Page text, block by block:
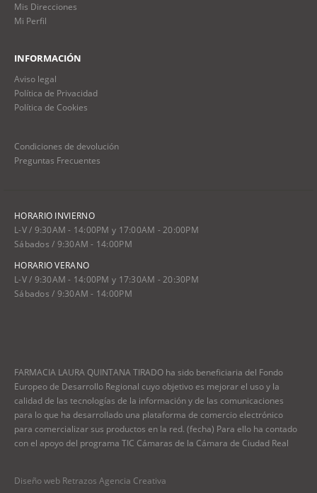
Mis Direcciones
Mi Perfil
INFORMACIÓN
Aviso legal
Política de Privacidad
Política de Cookies
Condiciones de devolución
Preguntas Frecuentes
HORARIO INVIERNO
L-V / 9:30AM - 14:00PM y 17:00AM - 20:00PM
Sábados / 9:30AM - 14:00PM
HORARIO VERANO
L-V / 9:30AM - 14:00PM y 17:30AM - 20:30PM
Sábados / 9:30AM - 14:00PM
FARMACIA LAURA QUINTANA TIRADO ha sido beneficiaria del Fondo
Europeo de Desarrollo Regional cuyo objetivo es mejorar el uso y la
calidad de las tecnologías de la información y de las comunicaciones
para lo que ha desarrollado una plataforma de comercio electrónico
para comercializar sus productos en la red. (fecha) Para ello ha contado
con el apoyo del programa TIC Cámaras de la Cámara de Ciudad Real
Diseño web Retrazos Agencia Creativa